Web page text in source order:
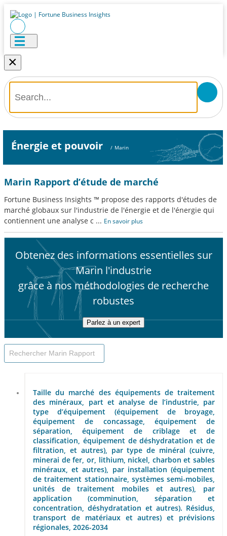
×
Énergie et pouvoir / Marin
Marin Rapport d’étude de marché
Fortune Business Insights ™ propose des rapports d'études de
marché globaux sur l'industrie de l'énergie et de l'énergie qui
contiennent une analyse c ... En savoir plus
Obtenez des informations essentielles sur
Marin l'industrie
grâce à nos méthodologies de recherche
robustes
Parlez à un expert
Taille du marché des équipements de traitement
des minéraux, part et analyse de l’industrie, par
type d’équipement (équipement de broyage,
équipement de concassage, équipement de
séparation, équipement de criblage et de
classification, équipement de déshydratation et de
filtration, et autres), par type de minéral (cuivre,
minerai de fer, or, lithium, nickel, charbon et sables
minéraux, et autres), par installation (équipement
de traitement stationnaire, systèmes semi-mobiles,
unités de traitement mobiles et autres), par
application (comminution, séparation et
concentration, déshydratation et autres). Résidus,
transport de matériaux et autres) et prévisions
régionales, 2026-2034